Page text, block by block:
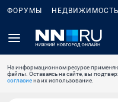
ФОРУМЫ НЕДВИЖИМОСТЬ
На информационном ресурсе
файлы. Оставаясь на сайте, вы
согласиена их использование.